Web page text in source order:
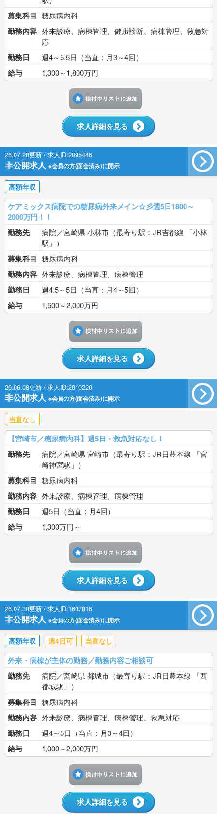
募集科目 糖尿病内科
勤務内容 外来診療、病棟管理、健康診断、病棟管理、救急対
応
勤務日 週4～5.5日（当直：月3～4回）
給与 1,300～1,800万円
求人詳細を見る
26.07.28更新 / 求人ID:2095446
非公開求人 ※会員の方(面会済み)に開示
高額年収
ケアミックス病院での糖尿病外来メイン☆彡週5日1800～
2000万円！！
勤務先
病院／宮崎県 小林市（最寄り駅：JR吉都線 「小林
駅」）
募集科目 糖尿病内科
勤務内容 外来診療、病棟管理、病棟管理
勤務日 週4.5～5日（当直：月4～5回）
給与 1,500～2,000万円
求人詳細を見る
26.06.08更新 / 求人ID:2010220
非公開求人 ※会員の方(面会済み)に開示
当直なし
【宮崎市／糖尿病内科】週5日・救急対応なし！
勤務先
病院／宮崎県 宮崎市（最寄り駅：JR日豊本線 「宮
崎神宮駅」）
募集科目 糖尿病内科
勤務内容 外来診療、病棟管理、病棟管理
勤務日 週5日（当直：月4回）
給与 1,300万円～
求人詳細を見る
26.07.30更新 / 求人ID:1607816
非公開求人 ※会員の方(面会済み)に開示
高額年収 週4日可 当直なし
外来・病棟が主体の勤務／勤務内容ご相談可
勤務先
病院／宮崎県 都城市（最寄り駅：JR日豊本線 「西
都城駅」）
募集科目 糖尿病内科
勤務内容 外来診療、病棟管理、病棟管理、救急対応
勤務日 週4～5日（当直：月0～4回）
給与 1,000～2,000万円
求人詳細を見る